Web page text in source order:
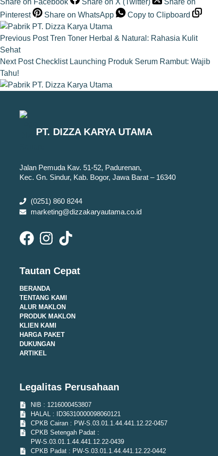
Share on Facebook Share on X (Twitter)
Share on
Pinterest
Share on WhatsApp Copy to Clipboard
Previous Post Tren Toner Herbal & Natural: Rahasia Kulit
Sehat
Next Post Checklist Launching Produk Serum Rambut: Wajib
Tahu!
PT. DIZZA KARYA UTAMA
Jalan Pemuda Kav. 51-52, Padurenan,
Kec. Gn. Sindur, Kab. Bogor, Jawa Barat – 16340
(0251) 860 8244
marketing@dizzakaryautama.co.id
Tautan Cepat
BERANDA
TENTANG KAMI
ALUR MAKLON
PRODUK MAKLON
KLIEN KAMI
HARGA PAKET
DUKUNGAN
ARTIKEL
Legalitas Perusahaan
NIB : 1216000453807
HALAL : ID36310000098060121
CPKB Cairan : PW-S.03.01.1.44.441.12.22-0457
CPKB Setengah Padat :
PW-S.03.01.1.44.441.12.22-0439
CPKB Padat : PW-S.03.01.1.44.441.12.22-0442